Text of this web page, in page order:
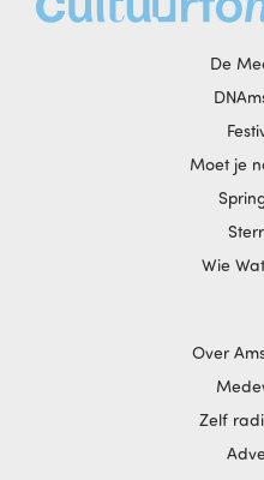
De
Moet je
Wie
Over
Zelf